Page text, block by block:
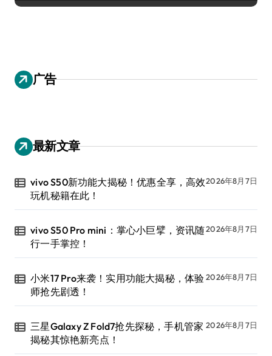
广告
最新文章
vivo S50新功能大揭秘！优惠全享，高效
玩机秘籍在此！
2026年8月7日
vivo S50 Pro mini：掌心小巨擘，资讯随
行一手掌控！
2026年8月7日
小米17 Pro来袭！实用功能大揭秘，体验
师抢先剧透！
2026年8月7日
三星Galaxy Z Fold7抢先探秘，手机管家
揭秘其惊艳新亮点！
2026年8月7日